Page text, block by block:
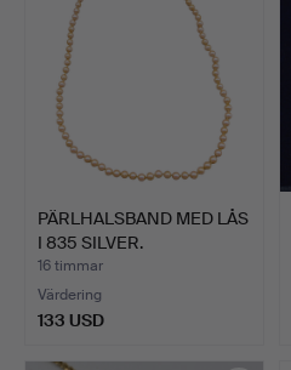
PÄRLHALSBAND MED LÅS
I 835 SILVER.
16 timmar
Värdering
133 USD